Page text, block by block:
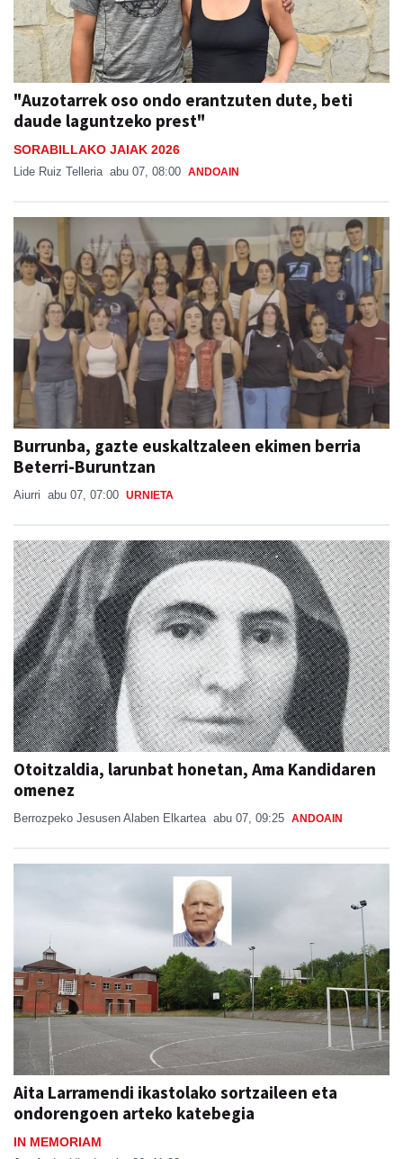
"Auzotarrek oso ondo erantzuten dute, beti
daude laguntzeko prest"
SORABILLAKO JAIAK 2026
Lide Ruiz Telleria abu 07, 08:00
Burrunba, gazte euskaltzaleen ekimen berria
Beterri-Buruntzan
Aiurri abu 07, 07:00 URNIETA
Otoitzaldia, larunbat honetan, Ama Kandidaren
omenez
Berrozpeko Jesusen Alaben Elkartea abu 07, 09:25 ANDOAIN
Aita Larramendi ikastolako sortzaileen eta
ondorengoen arteko katebegia
IN MEMORIAM
Jon Ander Ubeda ANDOAIN